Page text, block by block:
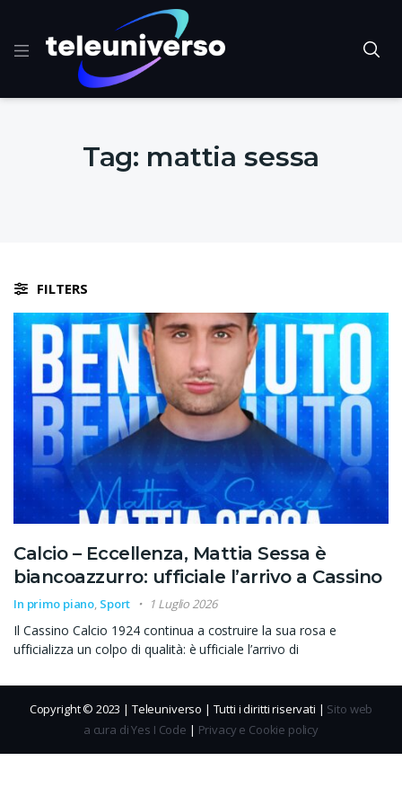
Tag: mattia sessa
FILTERS
Calcio – Eccellenza, Mattia Sessa è
biancoazzurro: ufficiale l’arrivo a Cassino
In primo piano, Sport 1 Luglio 2026
Il Cassino Calcio 1924 continua a costruire la sua rosa e
ufficializza un colpo di qualità: è ufficiale l’arrivo di
Copyright © 2023 | Teleuniverso | Tutti i diritti riservati | Sito web
a cura di Yes I Code | Privacy e Cookie policy